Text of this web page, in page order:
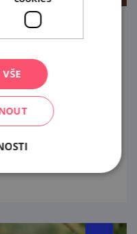
vzorků vín
doplněných
soustem.